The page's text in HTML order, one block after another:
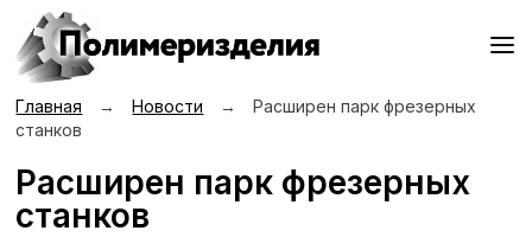
Главная → Новости →
Расширен парк фрезерных
станков
Расширен парк фрезерных
станков